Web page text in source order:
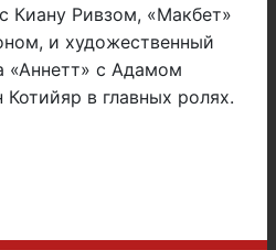
Киану Ривзом, «Макбет»
и художественный
«Аннетт» с Адамом
в главных ролях.